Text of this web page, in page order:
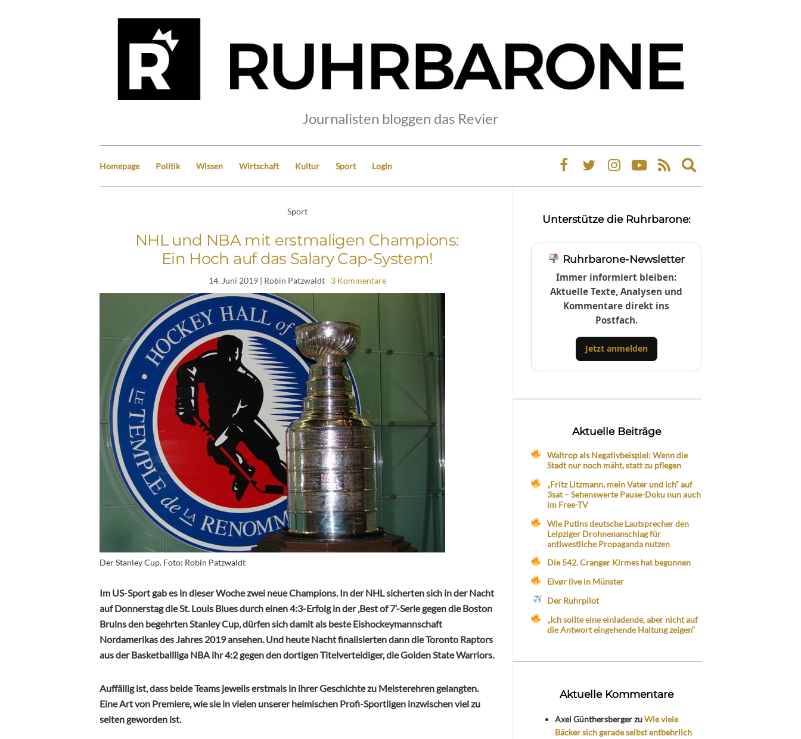
Journalisten bloggen das Revier
Homepage Politik Wissen Wirtschaft Kultur Sport Login
Expand
search
Sport
NHL und NBA mit erstmaligen Champions:
Ein Hoch auf das Salary Cap-System!
14. Juni 2019| Robin Patzwaldt 3 Kommentare
Der Stanley Cup. Foto: Robin Patzwaldt
Im US-Sport gab es in dieser Woche zwei neue Champions. In der NHL sicherten sich in der Nacht
auf Donnerstag die St. Louis Blues durch einen 4:3-Erfolg in der ‚Best of 7‘-Serie gegen die Boston
Bruins den begehrten Stanley Cup, dürfen sich damit als beste Eishockeymannschaft
Nordamerikas des Jahres 2019 ansehen. Und heute Nacht finalisierten dann die Toronto Raptors
aus der Basketballliga NBA ihr 4:2 gegen den dortigen Titelverteidiger, die Golden State Warriors.
Auffällig ist, dass beide Teams jeweils erstmals in ihrer Geschichte zu Meisterehren gelangten.
Eine Art von Premiere, wie sie in vielen unserer heimischen Profi-Sportligen inzwischen viel zu
selten geworden ist.
Unterstütze die Ruhrbarone:
Ruhrbarone-Newsletter
Immer informiert bleiben:
Aktuelle Texte, Analysen und
Kommentare direkt ins
Postfach.
Jetzt anmelden
Aktuelle Beiträge
Waltrop als Negativbeispiel: Wenn die
Stadt nur noch mäht, statt zu pflegen
„Fritz Litzmann, mein Vater und ich“ auf
3sat – Sehenswerte Pause-Doku nun auch
im Free-TV
Wie Putins deutsche Lautsprecher den
Leipziger Drohnenanschlag für
antiwestliche Propaganda nutzen
Die 542. Cranger Kirmes hat begonnen
Eivør live in Münster
Der Ruhrpilot
„Ich sollte eine einladende, aber nicht auf
die Antwort eingehende Haltung zeigen“
Aktuelle Kommentare
Axel GünthersbergerzuWie viele
Bäcker sich gerade selbst entbehrlich